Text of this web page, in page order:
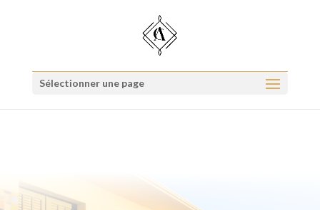
Sélectionner une page
Quel type d'investisseur êtes-vous ?
Répondre au quiz